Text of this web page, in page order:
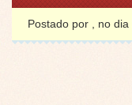
Postado por , no